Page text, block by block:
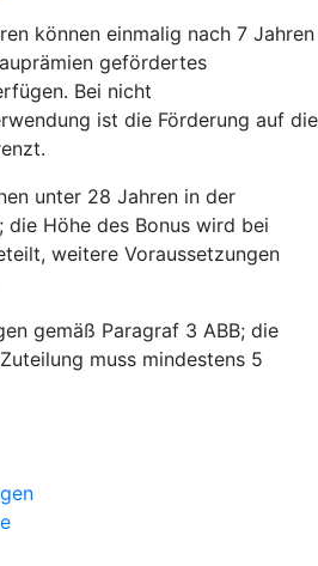
können einmalig nach 7 Jahren
gefördertes
Bei nicht
ist die Förderung auf die
unter 28 Jahren in der
die Höhe des Bonus wird bei
weitere Voraussetzungen
gemäß Paragraf 3 ABB; die
muss mindestens 5